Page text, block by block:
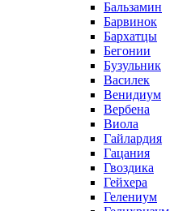
Бальзамин
Барвинок
Бархатцы
Бегонии
Бузульник
Василек
Венидиум
Вербена
Виола
Гайлардия
Гацания
Гвоздика
Гейхера
Гелениум